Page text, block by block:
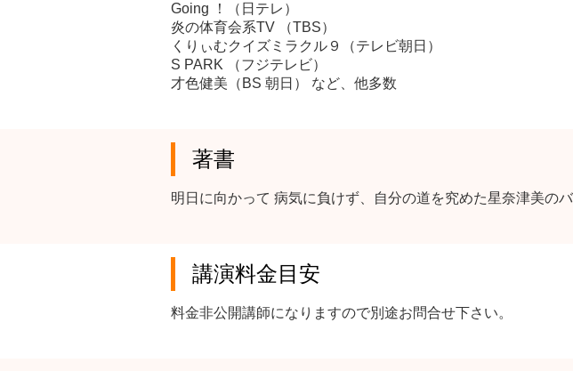
Going ！（日テレ）
炎の体育会系TV （TBS）
くりぃむクイズミラクル９（テレビ朝日）
S PARK （フジテレビ）
才色健美（BS 朝日） など、他多数
著書
明日に向かって 病気に負けず、自分の道を究めた星奈津美の
講演料金目安
料金非公開講師になりますので別途お問合せ下さい。